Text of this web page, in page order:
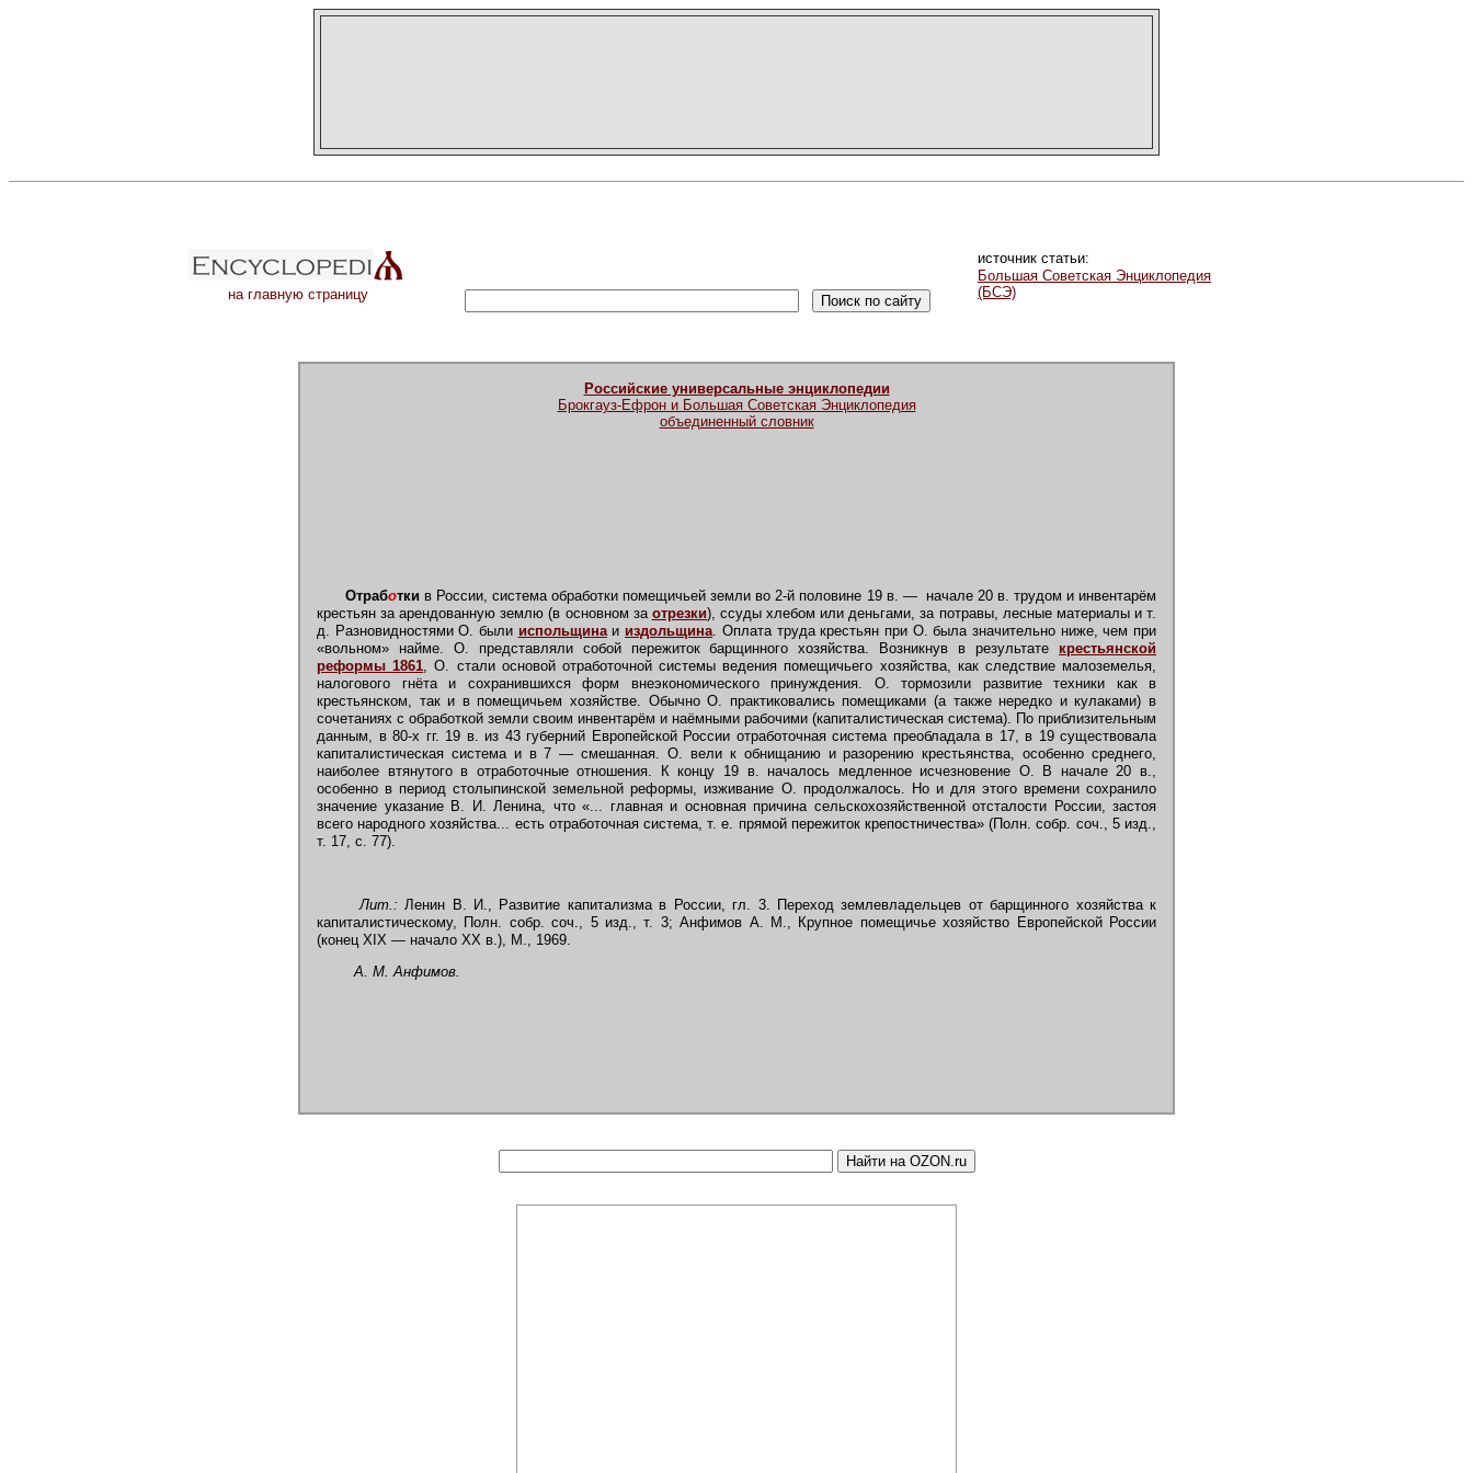
на главную страницу
источник статьи:
Большая Советская Энциклопедия
(БСЭ)
Российские универсальные энциклопедии
Брокгауз-Ефрон и Большая Советская Энциклопедия
объединенный словник
Отработки в России, система обработки помещичьей земли во 2-й половине 19 в. — начале 20 в. трудом и инвентарём
крестьян за арендованную землю (в основном за отрезки), ссуды хлебом или деньгами, за потравы, лесные материалы и т.
д. Разновидностями О. были испольщинаи издольщина. Оплата труда крестьян при О. была значительно ниже, чем при
«вольном» найме. О. представляли собой пережиток барщинного хозяйства. Возникнув в результате крестьянской
реформы 1861, О. стали основой отработочной системы ведения помещичьего хозяйства, как следствие малоземелья,
налогового гнёта и сохранившихся форм внеэкономического принуждения. О. тормозили развитие техники как в
крестьянском, так и в помещичьем хозяйстве. Обычно О. практиковались помещиками (а также нередко и кулаками) в
сочетаниях с обработкой земли своим инвентарём и наёмными рабочими (капиталистическая система). По приблизительным
данным, в 80-х гг. 19 в. из 43 губерний Европейской России отработочная система преобладала в 17, в 19 существовала
капиталистическая система и в 7 — смешанная. О. вели к обнищанию и разорению крестьянства, особенно среднего,
наиболее втянутого в отработочные отношения. К концу 19 в. началось медленное исчезновение О. В начале 20 в.,
особенно в период столыпинской земельной реформы, изживание О. продолжалось. Но и для этого времени сохранило
значение указание В. И. Ленина, что «... главная и основная причина сельскохозяйственной отсталости России, застоя
всего народного хозяйства... есть отработочная система, т. е. прямой пережиток крепостничества» (Полн. собр. соч., 5 изд.,
т. 17, с. 77).
Лит.: Ленин В. И., Развитие капитализма в России, гл. 3. Переход землевладельцев от барщинного хозяйства к
капиталистическому, Полн. собр. соч., 5 изд., т. 3; Анфимов А. М., Крупное помещичье хозяйство Европейской России
(конец XIX — начало XX в.), М., 1969.
А. М. Анфимов.